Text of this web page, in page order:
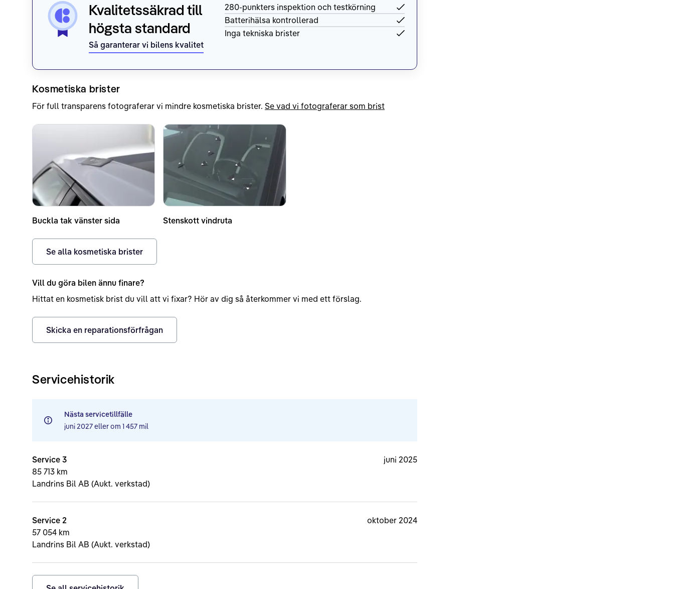
Kvalitetssäkrad till
högsta standard
Så garanterar vi bilens kvalitet
280-punkters inspektion och testkörning
Batterihälsa kontrollerad
Inga tekniska brister
Kosmetiska brister
För full transparens fotograferar vi mindre kosmetiska brister. Se vad vi fotograferar som brist
Buckla tak vänster sida Stenskott vindruta
Se alla kosmetiska brister
Vill du göra bilen ännu finare?
Hittat en kosmetisk brist du vill att vi fixar? Hör av dig så återkommer vi med ett förslag.
Skicka en reparationsförfrågan
Servicehistorik
Nästa servicetillfälle
juni 2027eller om 1 457 mil
Service 3
85 713 km
Landrins Bil AB (Aukt. verkstad)
juni 2025
Service 2
57 054 km
Landrins Bil AB (Aukt. verkstad)
oktober 2024